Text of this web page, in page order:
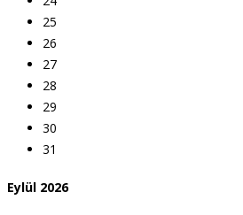
25
26
27
28
29
30
31
Eylül 2026